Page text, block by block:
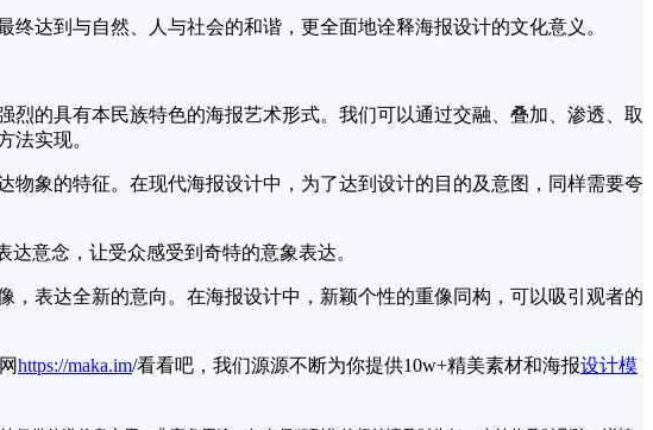
达到与自然、人与社会的和谐，更全面地诠释海报设计的文化意义。
的具有本民族特色的海报艺术形式。我们可以通过交融、叠加、渗透、取
法实现。
象的特征。在现代海报设计中，为了达到设计的目的及意图，同样需要夸
意念，让受众感受到奇特的意象表达。
表达全新的意向。在海报设计中，新颖个性的重像同构，可以吸引观者的
https://maka.im/看看吧，我们源源不断为你提供10w+精美素材和海报设计模